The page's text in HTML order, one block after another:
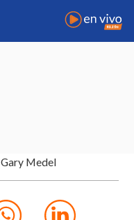
Gary Medel